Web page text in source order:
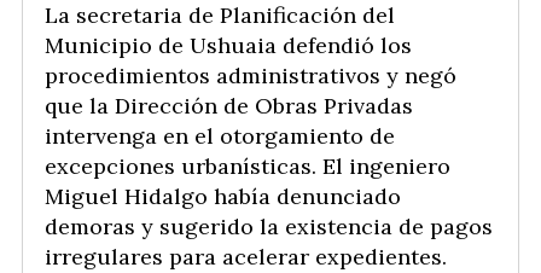
La secretaria de Planificación del
Municipio de Ushuaia defendió los
procedimientos administrativos y negó
que la Dirección de Obras Privadas
intervenga en el otorgamiento de
excepciones urbanísticas. El ingeniero
Miguel Hidalgo había denunciado
demoras y sugerido la existencia de pagos
irregulares para acelerar expedientes.